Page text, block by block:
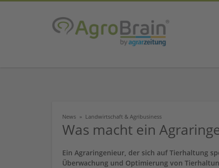
News Landwirtschaft & Agribusiness
Was macht ein
Ein Agraringenieur, der sich auf Tierhaltung
Überwachung und Optimierung von